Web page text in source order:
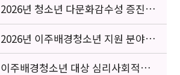
2026년 청소년 다문화감수성 증진
프로그램 「다가감」신청기관 안내
2026년 이주배경청소년 지원 분야
종사자 역량강화 교육 일정 안내
이주배경청소년 대상 심리사회적응